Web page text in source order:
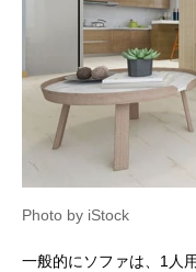
Photo by iStock
一般的にソファは、1人